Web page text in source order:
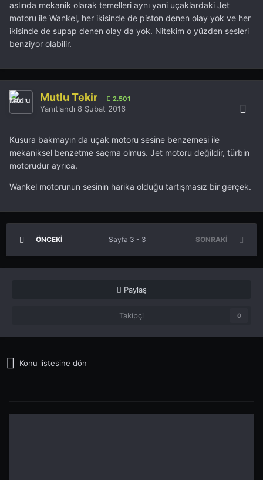
aslında mekanik olarak temelleri aynı yani uçaklardaki Jet
motoru ile Wankel, her ikisinde de piston denen olay yok ve her
ikisinde de supap denen olay da yok. Nitekim o yüzden sesleri
benziyor olabilir.
Mutlu Tekir 2.501
Yanıtlandı 8 Şubat 2016
Kusura bakmayın da uçak motoru sesine benzemesi ile
mekaniksel benzetme saçma olmuş. Jet motoru değildir, türbin
motorudur ayrıca.
Wankel motorunun sesinin harika olduğu tartışmasız bir gerçek.
ÖNCEKI SONRAKI
Sayfa 3 - 3
Paylaş
Takipçi 0
Konu listesine dön